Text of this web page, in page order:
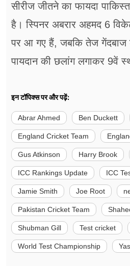
सीरीज जीतने का फायदा
है। स्पिनर अबरार अहमद 6
पर आ गए हैं, जबकि तेज गेंदबाज
पायदान की छलांग लगाकर 9वें
इन टॉपिक्स पर और पढ़ें:
Abrar Ahmed Ben Duckett
England Cricket Team
Gus Atkinson Harry Brook
ICC Rankings Update ICC
Jamie Smith Joe Root
Pakistan Cricket Team
Shubman Gill Test cricket
World Test Championship